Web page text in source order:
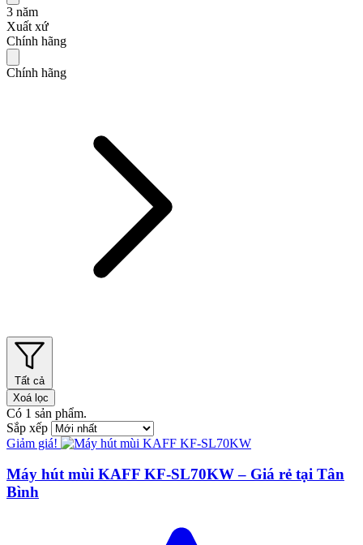
3 năm
Xuất xứ
Chính hãng
Chính hãng
Tất cả
Xoá lọc
Có 1 sản phẩm.
Sắp xếp
Giảm giá!
Máy hút mùi KAFF KF-SL70KW – Giá rẻ tại Tân
Bình